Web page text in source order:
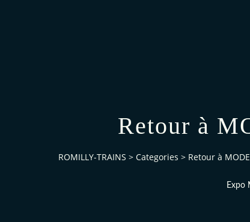
Retour à
ROMILLY-TRAINS > Categories > Retour à
Expo